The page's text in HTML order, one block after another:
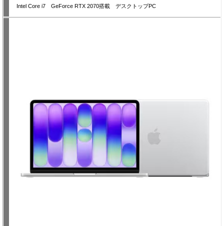
Intel Core i7 GeForce RTX 2070搭載 デスクトップPC